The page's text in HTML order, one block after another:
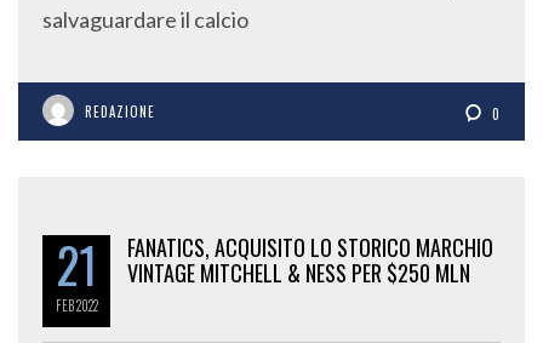
salvaguardare il calcio
REDAZIONE 0
21
FEB2022
FANATICS, ACQUISITO LO STORICO MARCHIO
VINTAGE MITCHELL & NESS PER $250 MLN